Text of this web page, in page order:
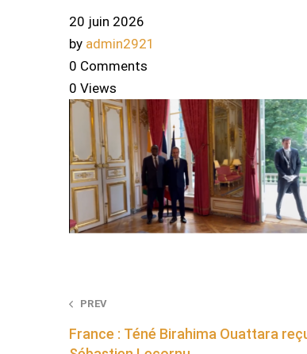
20 juin 2026
by admin2921
0 Comments
0 Views
Post
PREV
France : Téné Birahima Ouattara